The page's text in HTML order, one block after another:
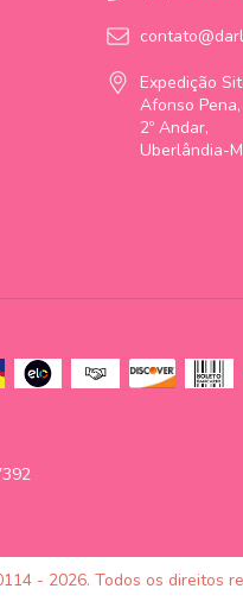
Expedição
Afonso
2º Andar,
Uberlândia-
- 2026. Todos os direitos